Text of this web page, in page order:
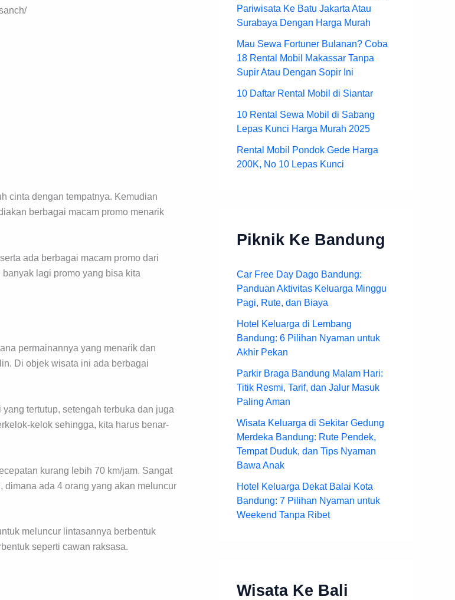
cinta dengan tempatnya. Kemudian
berbagai macam promo menarik
ada berbagai macam promo dari
lagi promo yang bisa kita
permainannya yang menarik dan
Di objek wisata ini ada berbagai
tertutup, setengah terbuka dan juga
kelok sehingga, kita harus benar-
kurang lebih 70 km/jam. Sangat
ada 4 orang yang akan meluncur
meluncur lintasannya berbentuk
seperti cawan raksasa.
Pariwisata Ke Batu Jakarta Atau
Surabaya Dengan Harga Murah
Mau Sewa Fortuner Bulanan? Coba
18 Rental Mobil Makassar Tanpa
Supir Atau Dengan Sopir Ini
10 Daftar Rental Mobil di Siantar
10 Rental Sewa Mobil di Sabang
Lepas Kunci Harga Murah 2025
Rental Mobil Pondok Gede Harga
200K, No 10 Lepas Kunci
Piknik Ke Bandung
Car Free Day Dago Bandung:
Panduan Aktivitas Keluarga Minggu
Pagi, Rute, dan Biaya
Hotel Keluarga di Lembang
Bandung: 6 Pilihan Nyaman untuk
Akhir Pekan
Parkir Braga Bandung Malam Hari:
Titik Resmi, Tarif, dan Jalur Masuk
Paling Aman
Wisata Keluarga di Sekitar Gedung
Merdeka Bandung: Rute Pendek,
Tempat Duduk, dan Tips Nyaman
Bawa Anak
Hotel Keluarga Dekat Balai Kota
Bandung: 7 Pilihan Nyaman untuk
Weekend Tanpa Ribet
Wisata Ke Bali